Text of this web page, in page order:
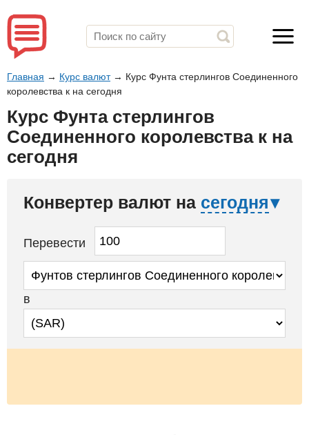
Главная → Курс валют→ Курс Фунта стерлингов Соединенного
королевства к на сегодня
Курс Фунта стерлингов
Соединенного королевства к на
сегодня
Конвертер валют на сегодня
Перевести
в